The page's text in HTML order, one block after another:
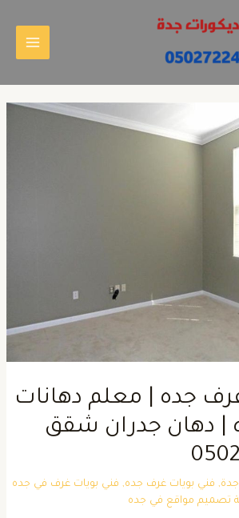
جده | معلم دهانات
دهان جدران شقق
,فني بويات غرف جده,فني بويات غرف في جده
مواقع في جده